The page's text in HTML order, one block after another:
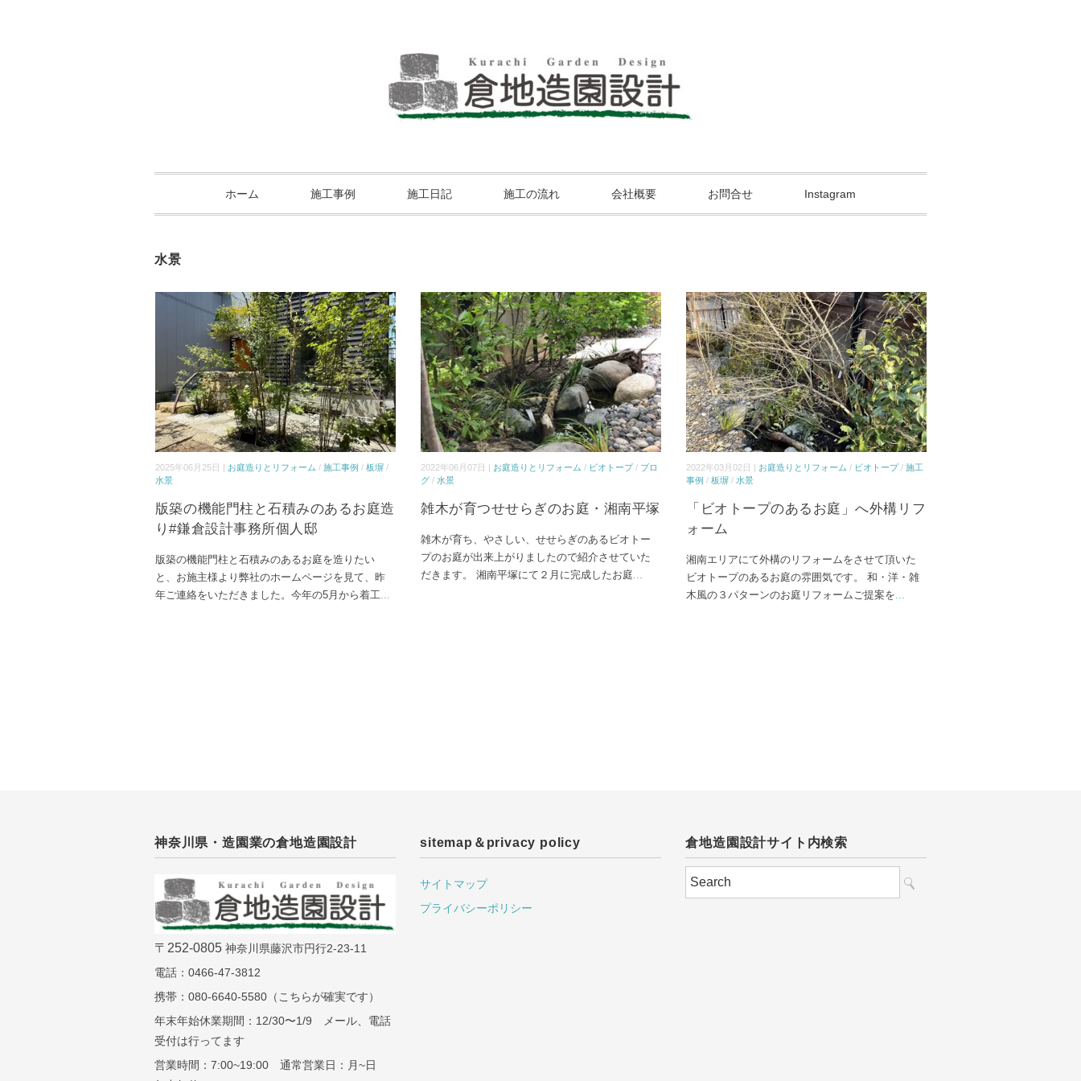
ホーム 施工事例 施工日記 施工の流れ 会社概要 お問合せ Instagram
水景
2025年06月25日 | お庭造りとリフォーム / 施工事例 / 板塀/
水景
版築の機能門柱と石積みのあるお庭造
り#鎌倉設計事務所個人邸
版築の機能門柱と石積みのあるお庭を造りたい
と、お施主様より弊社のホームページを見て、昨
年ご連絡をいただきました。今年の5月から着工...
2022年06月07日 | お庭造りとリフォーム / ビオトープ/ ブロ
グ /水景
雑木が育つせせらぎのお庭・湘南平塚
雑木が育ち、やさしい、せせらぎのあるビオトー
プのお庭が出来上がりましたので紹介させていた
だきます。 湘南平塚にて２月に完成したお庭...
2022年03月02日 | お庭造りとリフォーム / ビオトープ/施工
事例 /板塀 /水景
「ビオトープのあるお庭」へ外構リフ
ォーム
湘南エリアにて外構のリフォームをさせて頂いた
ビオトープのあるお庭の雰囲気です。 和・洋・雑
木風の３パターンのお庭リフォームご提案を...
神奈川県・造園業の倉地造園設計
〒252-0805 神奈川県藤沢市円行2-23-11
電話：0466-47-3812
携帯：080-6640-5580（こちらが確実です）
年末年始休業期間：12/30〜1/9 メール、電話
受付は行ってます
営業時間：7:00~19:00 通常営業日：月~日
sitemap＆privacy policy
サイトマップ
プライバシーポリシー
倉地造園設計サイト内検索